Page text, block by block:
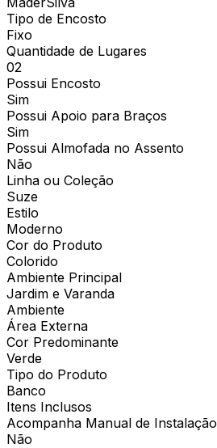
Tipo de Encosto
Fixo
Quantidade de Lugares
02
Possui Encosto
Sim
Possui Apoio para Braços
Sim
Possui Almofada no Assento
Não
Linha ou Coleção
Suze
Estilo
Moderno
Cor do Produto
Colorido
Ambiente Principal
Jardim e Varanda
Ambiente
Área Externa
Cor Predominante
Verde
Tipo do Produto
Banco
Itens Inclusos
Acompanha Manual de Instalação
Não